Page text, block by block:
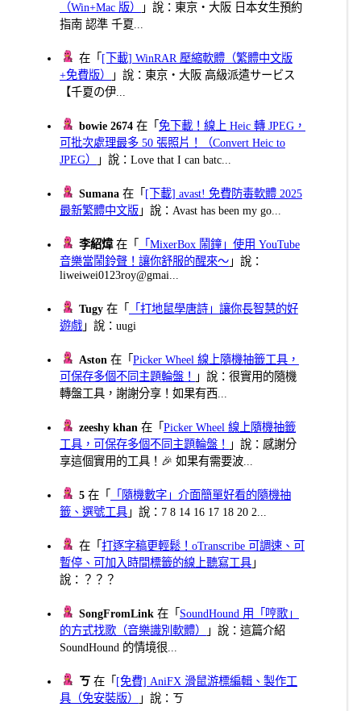
（Win+Mac 版）
」說：東京・大阪 日本女生預約
指南 認準 千夏...
在「 [下載] WinRAR 壓縮軟體（繁體中文版
+免費版）
」說：東京・大阪 高級派遣サービス
【千夏の伊...
bowie 2674 在「免下載！線上 Heic 轉 JPEG，
可批次處理最多 50 張照片！（Convert Heic to
JPEG）
」說：Love that I can batc...
Sumana 在「 [下載] avast! 免費防毒軟體 2025
最新繁體中文版 」說：Avast has been my go...
李紹煒在「
「MixerBox 鬧鐘」使用 YouTube
音樂當鬧鈴聲！讓你舒服的醒來～ 」說：
liweiwei0123roy@gmai...
Tugy 在「
「打地鼠學唐詩」讓你長智慧的好
遊戲 」說：uugi
Aston 在「Picker Wheel 線上隨機抽籤工具，
可保存多個不同主題輪盤！
」說：很實用的隨機
轉盤工具，謝謝分享！如果有西...
zeeshy khan 在「Picker Wheel 線上隨機抽籤
工具，可保存多個不同主題輪盤！
」說：感謝分
享這個實用的工具！🎉 如果有需要波...
5 在「
「隨機數字」介面簡單好看的隨機抽
籤、選號工具 」說：7 8 14 16 17 18 20 2...
在「打逐字稿更輕鬆！oTranscribe 可調速、可
暫停、可加入時間標籤的線上聽寫工具 」
說：？？？
SongFromLink 在「 SoundHound 用「哼歌」
的方式找歌（音樂識別軟體）
」說：這篇介紹
SoundHound 的情境很...
ㄎ 在「 [免費] AniFX 滑鼠游標編輯、製作工
具（免安裝版）
」說：ㄎ